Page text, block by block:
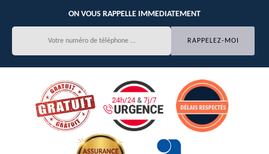
ON VOUS RAPPELLE IMMEDIATEMENT